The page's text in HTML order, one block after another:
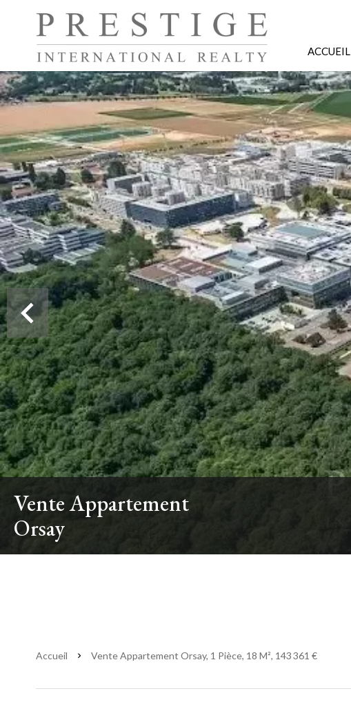
ACCUEIL
Vente Appartement
Orsay
Accueil Vente Appartement Orsay, 1 Pièce, 18 M², 143 361 €